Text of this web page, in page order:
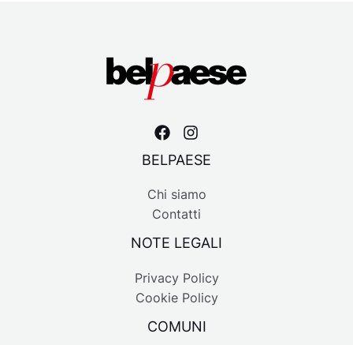
BELPAESE
Chi siamo
Contatti
NOTE LEGALI
Privacy Policy
Cookie Policy
COMUNI